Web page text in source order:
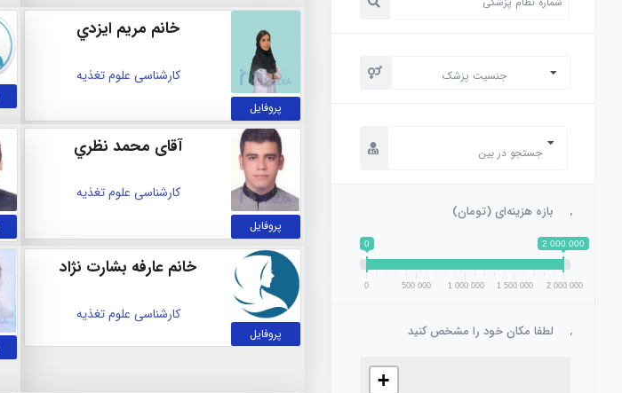
جنسیت پزشک
جستجو در بین
بازه هزینه‌ای (تومان)
0 2 000 000
0 500 000 1 000 000 1 500 000 2 000 000
لطفا مکان خود را مشخص کنید
+
پروفایل
خانم مريم ايزدي
کارشناسی علوم تغذیه
پروفایل
آقای محمد نظري
کارشناسی علوم تغذیه
پروفایل
خانم عارفه بشارت نژاد
کارشناسی علوم تغذیه